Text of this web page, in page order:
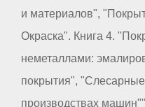
и материалов",
Окраска". Книга 4.
неметаллами:
покрытия",
производствах